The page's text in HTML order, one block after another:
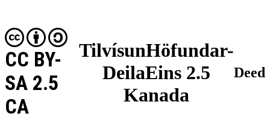
TilvísunHöfundar-
DeilaEins 2.5
Kanada
CC BY-
SA 2.5
CA
Deed